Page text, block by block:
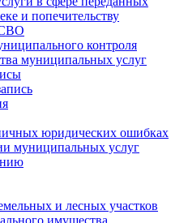
и попечительству
контроля
муниципальных услуг
юридических ошибках
муниципальных услуг
и лесных участков
имущества